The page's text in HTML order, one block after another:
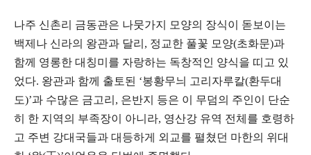
​나주 신촌리 금동관은 나뭇가지 모양의 장식이 돋보이는
백제나 신라의 왕관과 달리, 정교한 풀꽃 모양(초화문)과
함께 영롱한 대칭미를 자랑하는 독창적인 양식을 띠고 있
었다. 왕관과 함께 출토된 ‘봉황무늬 고리자루칼(환두대
도)’과 수많은 금고리, 은반지 등은 이 무덤의 주인이 단순
히 한 지역의 부족장이 아니라, 영산강 유역 전체를 호령하
고 주변 강대국들과 대등하게 외교를 펼쳤던 마한의 위대